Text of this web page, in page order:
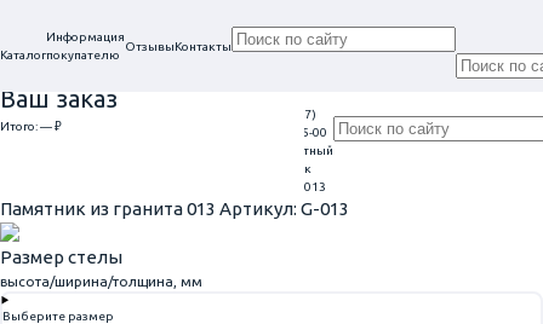
Каталог
Информация
покупателю
ОтзывыКонтакты
Ваш заказ
Итого:— ₽
Проконсультируем
+7 (917)
113-05-00
Обратный
звонок
Памятник из гранита 013
Памятник из гранита 013 Артикул: G-013
Размер стелы
высота/ширина/толщина, мм
Выберите размер